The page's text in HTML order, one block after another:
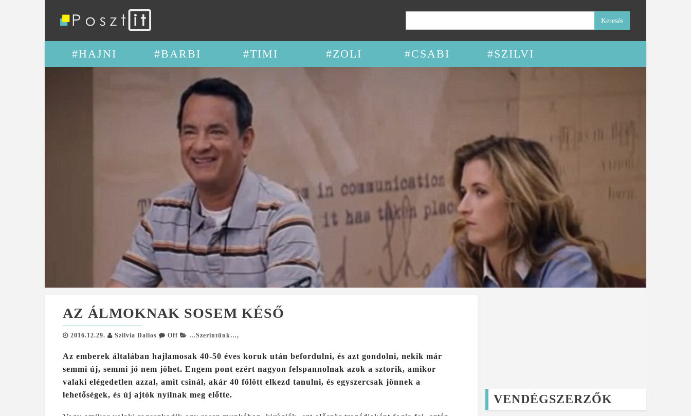
#HAJNI #BARBI #TIMI #ZOLI #CSABI #SZILVI
AZ ÁLMOKNAK SOSEM KÉSŐ
2016.12.29. Szilvia Dallos Off …Szerintünk…,
Az emberek általában hajlamosak 40-50 éves koruk után befordulni, és azt gondolni, nekik már
semmi új, semmi jó nem jöhet. Engem pont ezért nagyon felspannolnak azok a sztorik, amikor
valaki elégedetlen azzal, amit csinál, akár 40 fölött elkezd tanulni, és egyszercsak jönnek a
lehetőségek, és új ajtók nyílnak meg előtte.
VENDÉGSZERZŐK